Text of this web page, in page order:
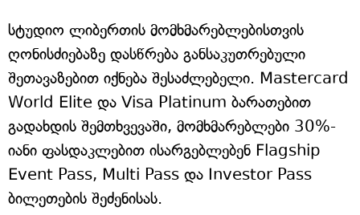
სტუდიო ლიბერთის მომხმარებლებისთვის
ღონისძიებაზე დასწრება განსაკუთრებული
შეთავაზებით იქნება შესაძლებელი. Mastercard
World Elite და Visa Platinum ბარათებით
გადახდის შემთხვევაში, მომხმარებლები 30%-
იანი ფასდაკლებით ისარგებლებენ Flagship
Event Pass, Multi Pass და Investor Pass
ბილეთების შეძენისას.